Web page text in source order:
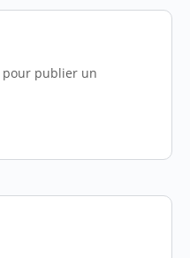
pour publier un